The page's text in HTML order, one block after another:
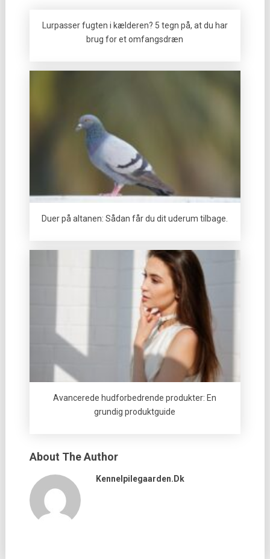
Lurpasser fugten i kælderen? 5 tegn på, at du har
brug for et omfangsdræn
Duer på altanen: Sådan får du dit uderum tilbage.
Avancerede hudforbedrende produkter: En
grundig produktguide
About The Author
Kennelpilegaarden.dk